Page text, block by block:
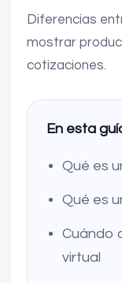
Diferencias
mostrar
cotizaciones.
En esta
Qué es
Qué es
Cuándo
virtual